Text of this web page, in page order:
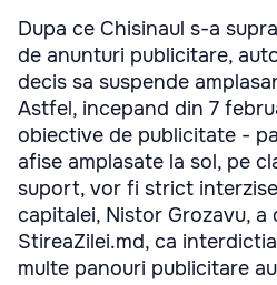
Dupa ce Chisinaul s-a
de anunturi publicitare,
decis sa suspende
Astfel, incepand din 7
obiective de publicitate -
afise amplasate la sol, pe
suport, vor fi strict
capitalei, Nistor Grozavu,
StireaZilei.md, ca
multe panouri publicitare